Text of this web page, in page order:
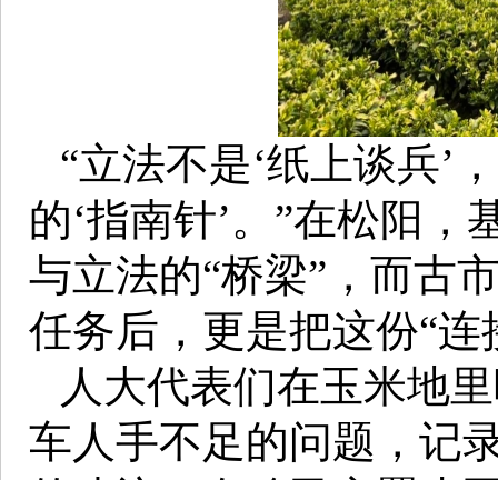
“立法不是‘纸上谈兵’
的‘指南针’。”在松阳
与立法的“桥梁”，而古
任务后，更是把这份“
人大代表们在玉米地
车人手不足的问题，记